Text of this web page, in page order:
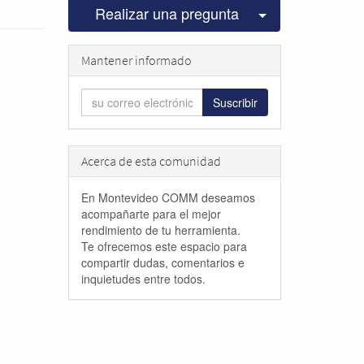
Realizar una pregunta Seleccionar
Mantener informado
Suscribir
Acerca de esta comunidad
En Montevideo COMM deseamos
acompañarte para el mejor
rendimiento de tu herramienta.
Te ofrecemos este espacio para
compartir dudas, comentarios e
inquietudes entre todos.